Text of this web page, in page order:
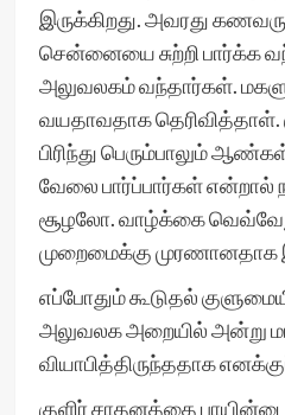
இருக்கிறது. அவரது
சென்னையை சுற்றி பார்க்க
அலுவலகம் வந்தார்கள்.
வயதாவதாக தெரிவித்தாள்.
பிரிந்து பெரும்பாலும்
வேலை பார்ப்பார்கள் என்றால்
சூழலோ. வாழ்க்கை
முறைமைக்கு முரணானதாக
எப்போதும் கூடுதல்
அலுவலக அறையில் அன்று
வியாபித்திருந்ததாக
குளிர் சாதனத்தை